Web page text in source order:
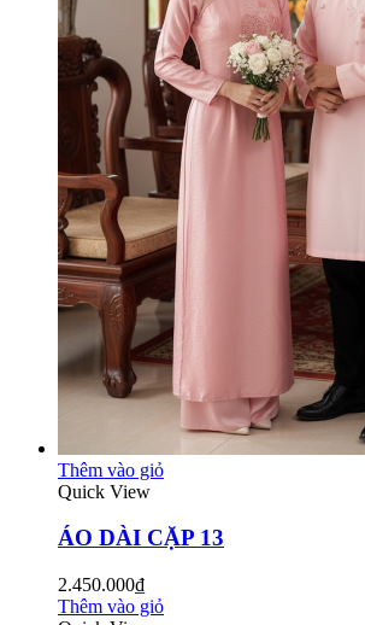
Thêm vào giỏ
Quick View
ÁO DÀI CẶP 13
2.450.000₫
Thêm vào giỏ